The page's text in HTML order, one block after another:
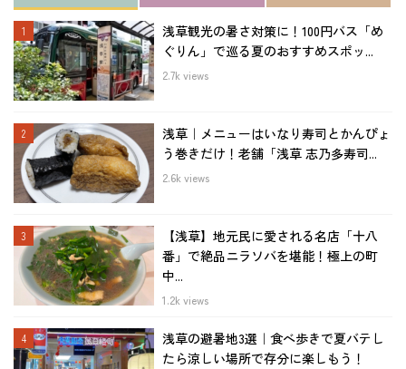
浅草観光の暑さ対策に！100円バス「め
ぐりん」で巡る夏のおすすめスポッ...
2.7k views
浅草｜メニューはいなり寿司とかんぴょ
う巻きだけ！老舗「浅草 志乃多寿司...
2.6k views
【浅草】地元民に愛される名店「十八
番」で絶品ニラソバを堪能！極上の町
中...
1.2k views
浅草の避暑地3選｜食べ歩きで夏バテし
たら涼しい場所で存分に楽しもう！